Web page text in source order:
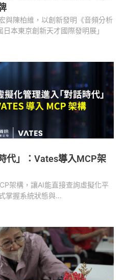
與陳柏維，以創新發明《音頻分析
本東京創新天才國際發明展」
代」：Vates導入MCP架
架構，讓AI能直接查詢虛擬化平
掌握系統狀態與...